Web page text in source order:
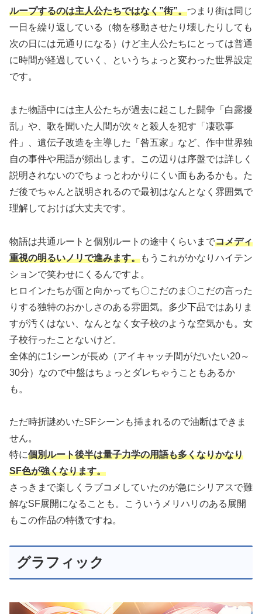
ループするのは主人公たちではなく”街”。つまり街は同じ
一日を繰り返している（物を移動させたり壊したりしても
次の日には元通りになる）けど主人公たちにとっては普通
に時間が経過していく、というちょっと変わった世界設定
です。
また物語中には主人公たちが過去に起こした闘争「白露擾
乱」や、歌を聞いた人間が次々と殺人を犯す「凄歌事
件」、遺伝子改造を主導した「咎五家」など、作中世界独
自の事件や用語が頻出します。この辺りは序盤では詳しく
説明されないのでちょっとわかりにくい面もあるかも。た
だ後でちゃんと説明されるので最初はなんとなく雰囲気で
理解しておけば大丈夫です。
物語は共通ルートと個別ルートの途中くらいまでコメディ
重視の明るいノリで進みます。もうこれがかなりハイテン
ションで笑わせにくるんですよ。
ヒロインたちが面と向かってち〇こだのま〇こだの言った
りする独特のおかしさのある雰囲気。多少下品ではありま
すが汚くはない、なんとなく女子校のような空気かも。女
子校行ったことないけど。
全体的に1シーンが長め（アイキャッチ間がだいたい20～
30分）なので中盤はちょっとダレちゃうこともあるか
も。
ただ時折謎めいたSFシーンも挿まれるので油断はできま
せん。
特に個別ルート後半は量子力学の用語も多くなりかなり
SF色が強くなります。
さっきまで楽しくラブコメしていたのが急にシリアスで難
解なSF展開になることも。こういうメリハリのある展開
もこの作品の特徴ですね。
グラフィック